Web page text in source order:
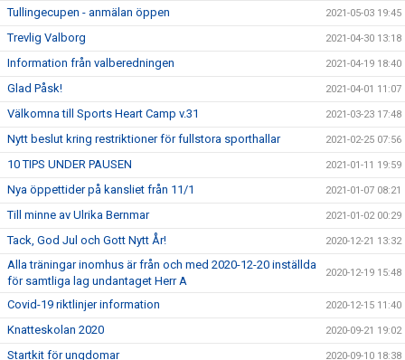
Tullingecupen - anmälan öppen 2021-05-03 19:45
Trevlig Valborg 2021-04-30 13:18
Information från valberedningen 2021-04-19 18:40
Glad Påsk! 2021-04-01 11:07
Välkomna till Sports Heart Camp v.31 2021-03-23 17:48
Nytt beslut kring restriktioner för fullstora sporthallar 2021-02-25 07:56
10 TIPS UNDER PAUSEN 2021-01-11 19:59
Nya öppettider på kansliet från 11/1 2021-01-07 08:21
Till minne av Ulrika Bernmar 2021-01-02 00:29
Tack, God Jul och Gott Nytt År! 2020-12-21 13:32
Alla träningar inomhus är från och med 2020-12-20 inställda
för samtliga lag undantaget Herr A
2020-12-19 15:48
Covid-19 riktlinjer information 2020-12-15 11:40
Knatteskolan 2020 2020-09-21 19:02
Startkit för ungdomar 2020-09-10 18:38